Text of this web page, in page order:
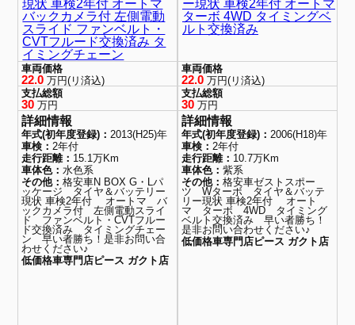
現状 車検2年付 オートマ
バックカメラ付 左側電動
スライド ファンベルト・
CVTフルード交換済み タ
イミングチェーン
車両価格
22.0 万円(リ済込)
支払総額
30 万円
詳細情報
年式(初年度登録)：2013(H25)年
車検：2年付
走行距離： 15.1万Km
車体色：水色系
その他：格安車N BOX G・Lパ
ッケージ タイヤ＆バッテリー
現状 車検2年付 オートマ バ
ックカメラ付 左側電動スライ
ド ファンベルト・CVTフルー
ド交換済み タイミングチェー
ン 早い者勝ち！是非お問い合
わせください♪
低価格車専門店ピース ガクト店
ー現状 車検2年付 オートマ
ターボ 4WD タイミングベ
ルト交換済み
車両価格
22.0万円(リ済込)
支払総額
30万円
詳細情報
年式(初年度登録)： 2006(H18)年
車検： 2年付
走行距離： 10.7万Km
車体色： 紫系
その他： 格安車ゼストスポー
ツ Wターボ タイヤ＆バッテ
リー現状 車検2年付 オート
マ ターボ 4WD タイミング
ベルト交換済み 早い者勝ち！
是非お問い合わせください♪
低価格車専門店ピース ガクト店